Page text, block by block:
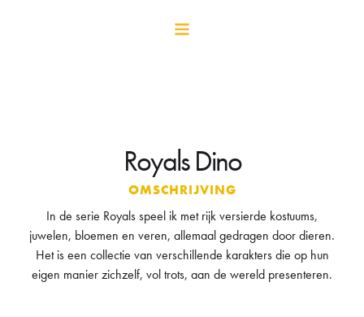
Royals Dino
OMSCHRIJVING
In de serie Royals speel ik met rijk versierde kostuums,
juwelen, bloemen en veren, allemaal gedragen door dieren.
Het is een collectie van verschillende karakters die op hun
eigen manier zichzelf, vol trots, aan de wereld presenteren.